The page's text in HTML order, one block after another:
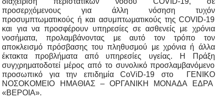
προσερχόμενους για άλλη νόσηση τυχόν
προσυμπτωματικούς ή και ασυμπτωματικούς της COVID-19
και για να προσφέρουν υπηρεσίες σε ασθενείς με χρόνια
νοσήματα, προλαμβάνοντας με αυτό τον τρόπο τον
αποκλεισμό πρόσβασης του πληθυσμού με χρόνια ή άλλα
έκτακτα προβλήματα από υπηρεσίες υγείας. Η Πράξη
συγχρηματοδοτεί μέρος από το συνολικό προσλαμβανόμενο
προσωπικό για την επιδημία CoViD-19 στο ΓΕΝΙΚΟ
ΝΟΣΟΚΟΜΕΙΟ ΗΜΑΘΙΑΣ – ΟΡΓΑΝΙΚΗ ΜΟΝΑΔΑ ΕΔΡΑ
«ΒΕΡΟΙΑ».